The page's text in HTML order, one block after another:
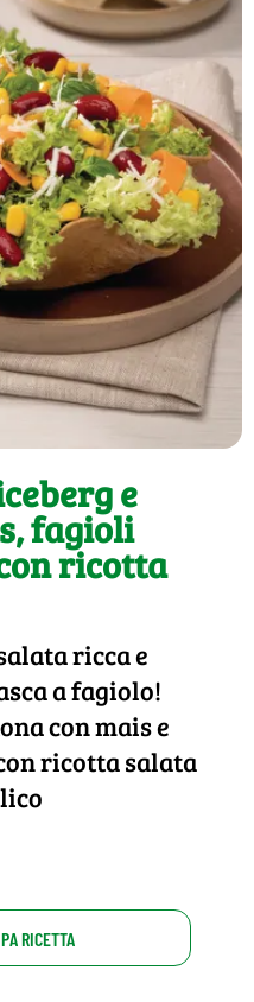
e
fagioli
ricotta
ricca e
a fagiolo!
con mais e
ricotta salata
RICETTA